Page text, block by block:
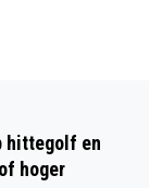
AF:
hittegolf en
hoger